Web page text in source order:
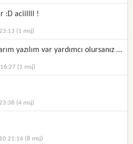
:D aciillll !
(1 msj)
bağıntı fonksiyon -yarım yazılım var yardımcı olursanız sevinirim-
(1 msj)
(4 msj)
21:14 (8 msj)